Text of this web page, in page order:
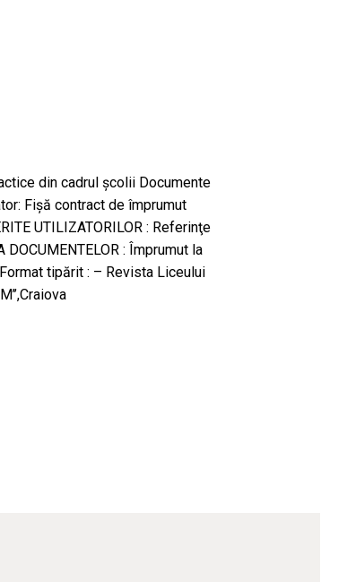
din cadrul școlii Documente
Fișă contract de împrumut
UTILIZATORILOR : Referinţe
: Împrumut la
tipărit : – Revista Liceului